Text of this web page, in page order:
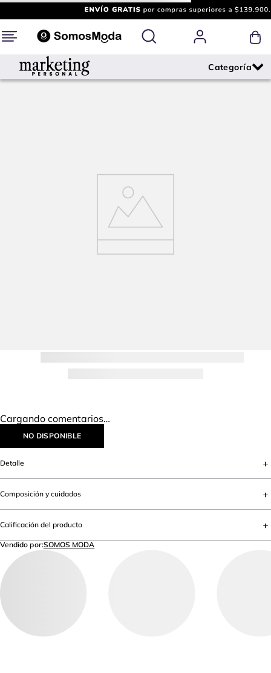
Cargando comentarios…
NO DISPONIBLE
Detalle
Composición y cuidados
Calificación del producto
Vendido por:SOMOS MODA